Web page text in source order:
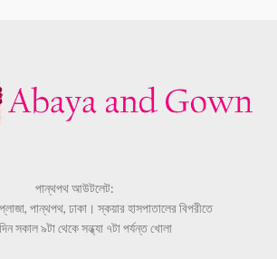
পান্থপথ আউটলেট:
পান্থপথ, ঢাকা। স্কয়ার হাসপাতালের বিপরীতে
সকাল ৯টা থেকে সন্ধ্যা ৭টা পর্যন্ত খোলা